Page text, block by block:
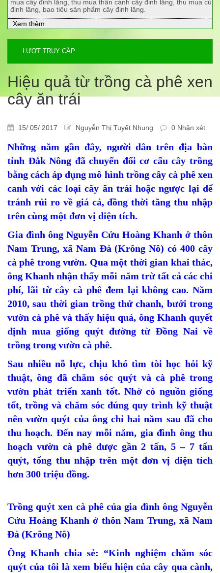
mua cây đinh lăng, thu mua thân cành cây đinh lăng, thu mua củ
đinh lăng, bao tiêu sản phẩm cây đinh lăng.
Xem thêm
LƯỢT TRUY CẬP
Hiệu quả từ trồng cà phê xen
cây ăn trái
15/ 05/ 2017 Nguyễn Thị Tuyết Nhung 0 Nhận xét
Những năm gần đây, người dân trên địa bàn
tỉnh Đắk Nông đã chuyển đổi cơ cấu cây trồng
bằng cách áp dụng mô hình trồng cây cà phê xen
canh với các loại cây ăn trái hoặc ngược lại để
tránh rủi ro về giá cả, đồng thời tăng thu nhập
trên cùng một đơn vị diện tích.
Gia đình ông Nguyễn Cửu Hoàng Khanh ở thôn
Nam Trung, xã Nam Đà (Krông Nô) có 400 cây
cà phê trong vườn. Qua một thời gian khai thác,
ông Khanh nhận thấy mỗi năm trừ tất cả các chi
phí, lãi từ cây cà phê đem lại không cao. Năm
2010, sau thời gian trồng thử chanh, bưởi trong
vườn cà phê và thấy hiệu quả, ông Khanh quyết
định mua giống quýt đường từ Đồng Nai về
trồng trong vườn cà phê.
Sau nhiều nỗ lực, chịu khó tìm tòi học hỏi kỹ
thuật, ông đã chăm sóc quýt và cà phê trong
vườn phát triển xanh tốt. Nhờ có nguồn giống
tốt, trồng và chăm sóc đúng quy trình kỹ thuật
nên vườn quýt của ông chỉ hai năm sau đã cho
thu hoạch. Đến nay mỗi năm, gia đình ông thu
hoạch vườn cà phê được gần 2 tấn, 5 – 7 tấn
quýt, tổng thu nhập trên một đơn vị diện tích
hơn 300 triệu đồng.
Trồng quýt xen cà phê của gia đình ông Nguyễn
Cửu Hoàng Khanh ở thôn Nam Trung, xã Nam
Đà (Krông Nô)
Ông Khanh chia sẻ: “Kinh nghiệm chăm sóc
quýt của tôi là xem biểu hiện của cây qua cành,